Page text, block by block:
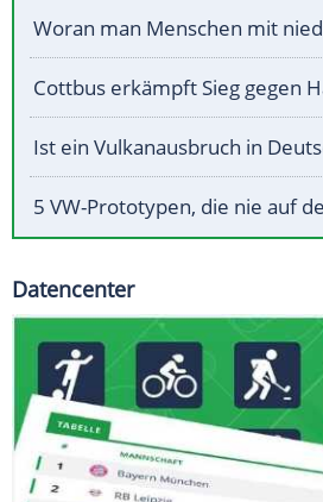
Woran man Menschen mit
Cottbus erkämpft Sieg gegen
Ist ein Vulkanausbruch in
5 VW-Prototypen, die nie auf
Datencenter